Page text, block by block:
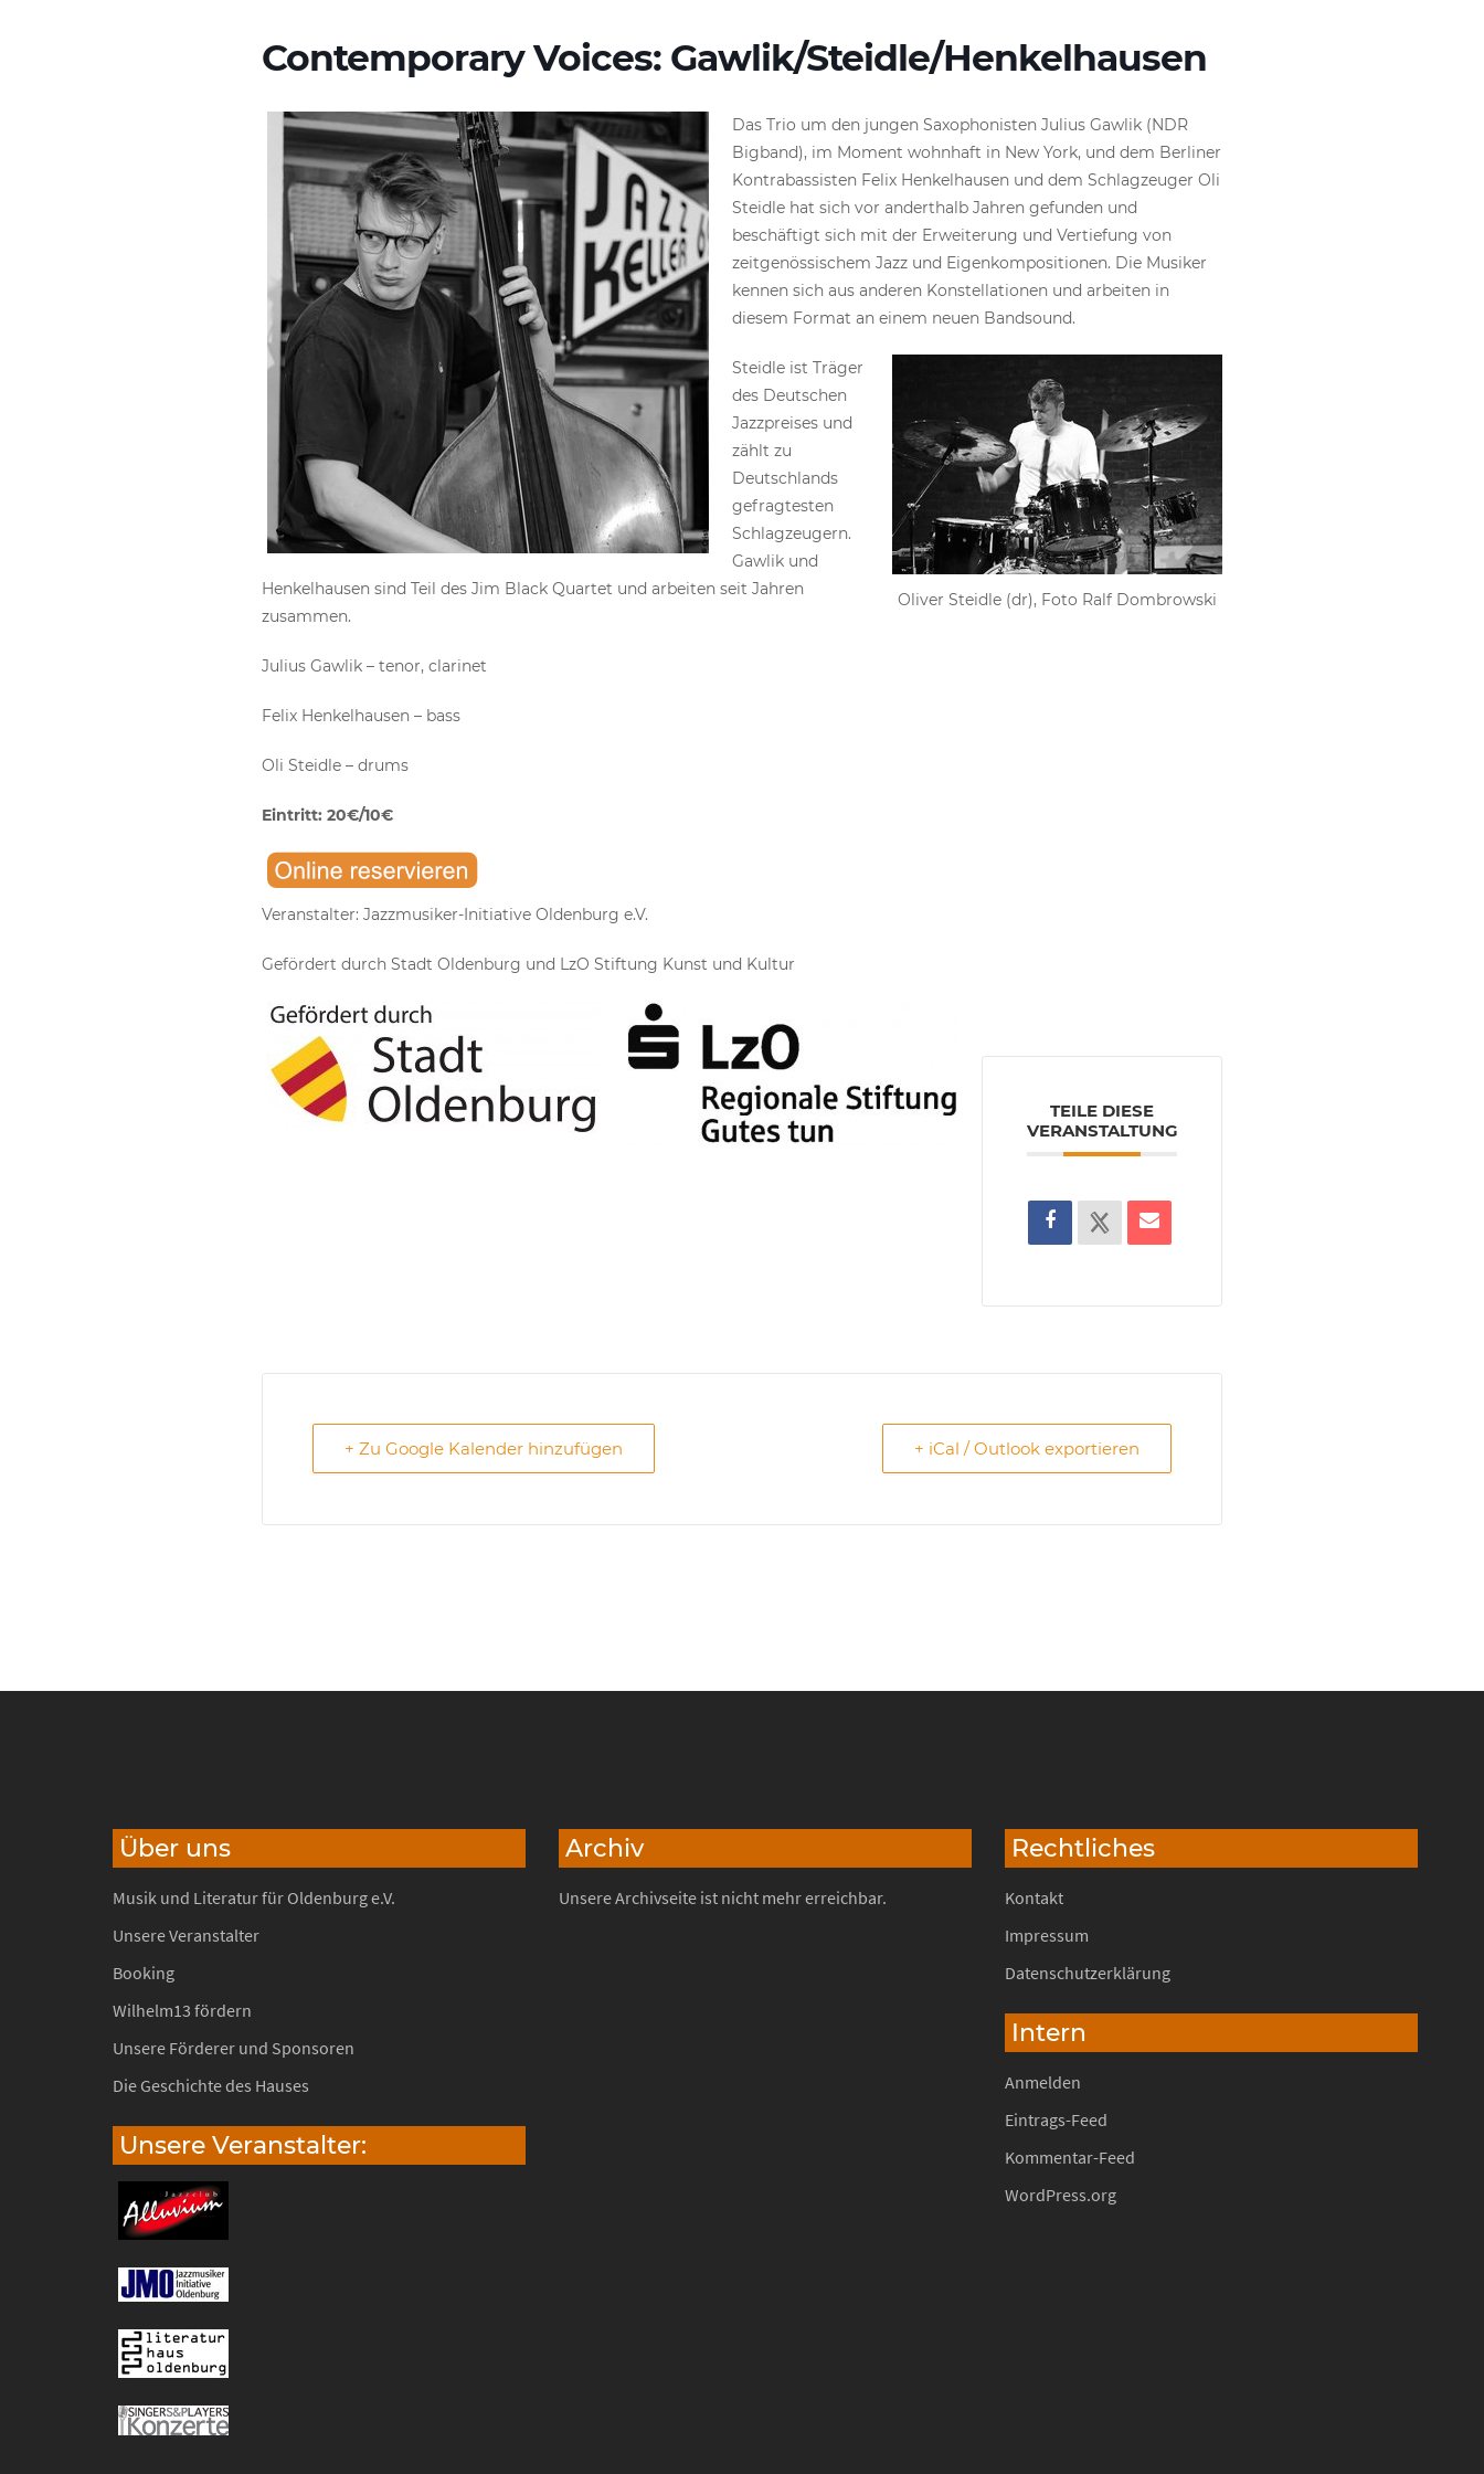
Contemporary Voices: Gawlik/Steidle/Henkelhausen
Das Trio um den jungen Saxophonisten Julius Gawlik (NDR
Bigband), im Moment wohnhaft in New York, und dem Berliner
Kontrabassisten Felix Henkelhausen und dem Schlagzeuger Oli
Steidle hat sich vor anderthalb Jahren gefunden und
beschäftigt sich mit der Erweiterung und Vertiefung von
zeitgenössischem Jazz und Eigenkompositionen. Die Musiker
kennen sich aus anderen Konstellationen und arbeiten in
diesem Format an einem neuen Bandsound.
Oliver Steidle (dr), Foto Ralf Dombrowski
Steidle ist Träger
des Deutschen
Jazzpreises und
zählt zu
Deutschlands
gefragtesten
Schlagzeugern.
Gawlik und
Henkelhausen sind Teil des Jim Black Quartet und arbeiten seit Jahren
zusammen.
Julius Gawlik – tenor, clarinet
Felix Henkelhausen – bass
Oli Steidle – drums
Eintritt: 20€/10€
Veranstalter: Jazzmusiker-Initiative Oldenburg e.V.
Gefördert durch Stadt Oldenburg und LzO Stiftung Kunst und Kultur
TEILE DIESE
VERANSTALTUNG
+ Zu Google Kalender hinzufügen + iCal / Outlook exportieren
Über uns
Musik und Literatur für Oldenburg e.V.
Unsere Veranstalter
Booking
Wilhelm13 fördern
Unsere Förderer und Sponsoren
Die Geschichte des Hauses
Unsere Veranstalter:
Archiv
Unsere Archivseite ist nicht mehr erreichbar.
Rechtliches
Kontakt
Impressum
Datenschutzerklärung
Intern
Anmelden
Eintrags-Feed
Kommentar-Feed
WordPress.org